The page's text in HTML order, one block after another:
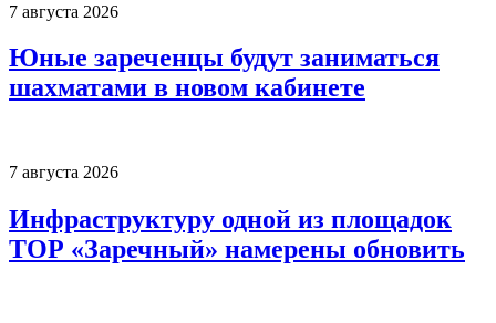
7 августа 2026
Юные зареченцы будут заниматься
шахматами в новом кабинете
7 августа 2026
Инфраструктуру одной из площадок
ТОР «Заречный» намерены обновить